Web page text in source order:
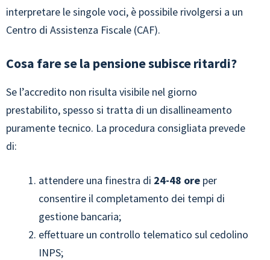
interpretare le singole voci, è possibile rivolgersi a un
Centro di Assistenza Fiscale (CAF).
Cosa fare se la pensione subisce ritardi?
Se l’accredito non risulta visibile nel giorno
prestabilito, spesso si tratta di un disallineamento
puramente tecnico. La procedura consigliata prevede
di:
attendere una finestra di 24-48 ore per
consentire il completamento dei tempi di
gestione bancaria;
effettuare un controllo telematico sul cedolino
INPS;